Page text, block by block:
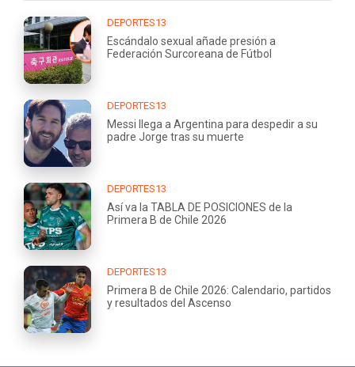
DEPORTES13
Escándalo sexual añade presión a
Federación Surcoreana de Fútbol
DEPORTES13
Messi llega a Argentina para despedir a su
padre Jorge tras su muerte
DEPORTES13
Así va la TABLA DE POSICIONES de la
Primera B de Chile 2026
DEPORTES13
Primera B de Chile 2026: Calendario, partidos
y resultados del Ascenso